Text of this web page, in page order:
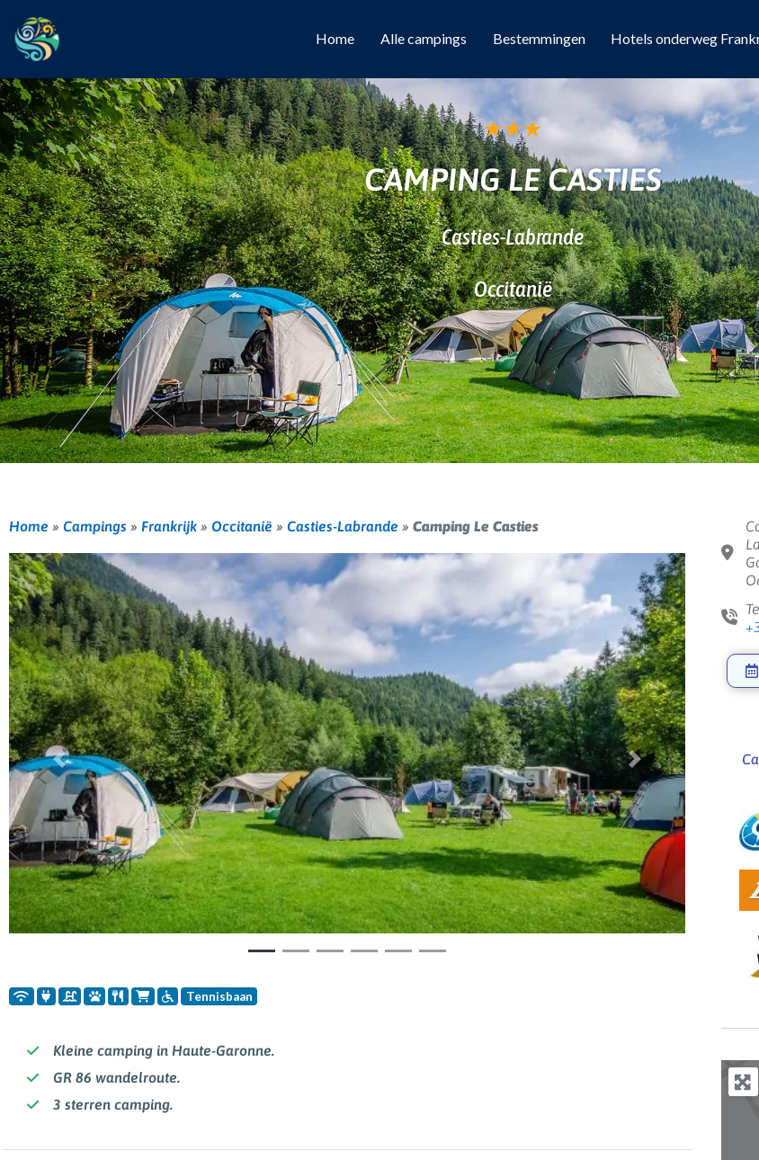
Home Alle campings Bestemmingen Hotels onderweg
★★★
CAMPING LE CASTIES
Casties-Labrande
Occitanië
Home » Campings » Frankrijk » Occitanië » Casties-Labrande » Camping Le Casties
Vorige Volgende
Tennisbaan
Kleine camping in Haute-Garonne.
GR 86 wandelroute.
3 sterren camping.